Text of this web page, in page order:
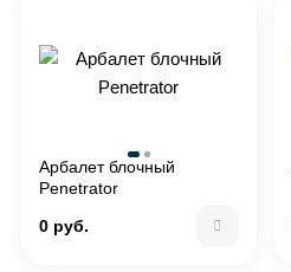
Арбалет блочный
Penetrator
0 руб.